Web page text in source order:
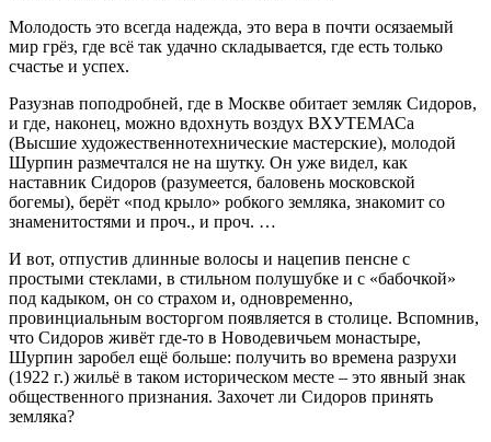
Молодость это всегда надежда, это вера в почти осязаемый
мир грёз, где всё так удачно складывается, где есть только
счастье и успех.
Разузнав поподробней, где в Москве обитает земляк Сидоров,
и где, наконец, можно вдохнуть воздух ВХУТЕМАСа
(Высшие художественно­технические мастерские), молодой
Шурпин размечтался не на шутку. Он уже видел, как
наставник Сидоров (разумеется, баловень московской
богемы), берёт «под крыло» робкого земляка, знакомит со
знаменитостями и проч., и проч. …
И вот, отпустив длинные волосы и нацепив пенсне с
простыми стеклами, в стильном полушубке и с «бабочкой»
под кадыком, он со страхом и, одновременно,
провинциальным восторгом появляется в столице. Вспомнив,
что Сидоров живёт где-то в Новодевичьем монастыре,
Шурпин заробел ещё больше: получить во времена разрухи
(1922 г.) жильё в таком историческом месте – это явный знак
общественного признания. Захочет ли Сидоров принять
земляка?